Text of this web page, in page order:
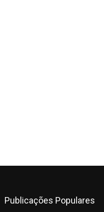
Publicações Populares